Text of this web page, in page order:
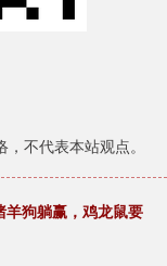
不代表本站观点。
狗躺赢，鸡龙鼠要